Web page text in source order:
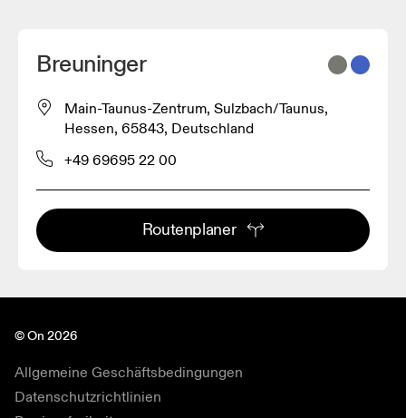
Breuninger
Main-Taunus-Zentrum, Sulzbach/Taunus,
Hessen, 65843, Deutschland
+49 69695 22 00
Routenplaner
© On 2026
Allgemeine Geschäftsbedingungen
Datenschutzrichtlinien